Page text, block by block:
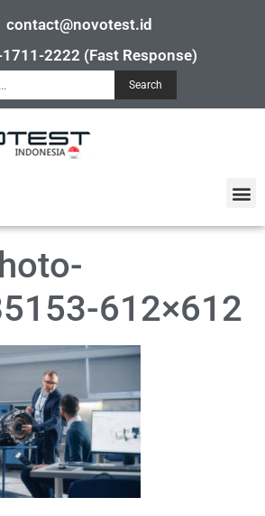
contact@novotest.id
2222 (Fast Response)
Search
612×612